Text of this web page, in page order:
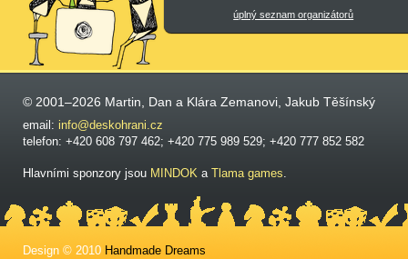
úplný seznam organizátorů
© 2001–2026 Martin, Dan a Klára Zemanovi, Jakub Těšínský
email: info@deskohrani.cz
telefon: +420 608 797 462; +420 775 989 529; +420 777 852 582
Hlavními sponzory jsou MINDOK a Tlama games.
Design © 2010 Handmade Dreams